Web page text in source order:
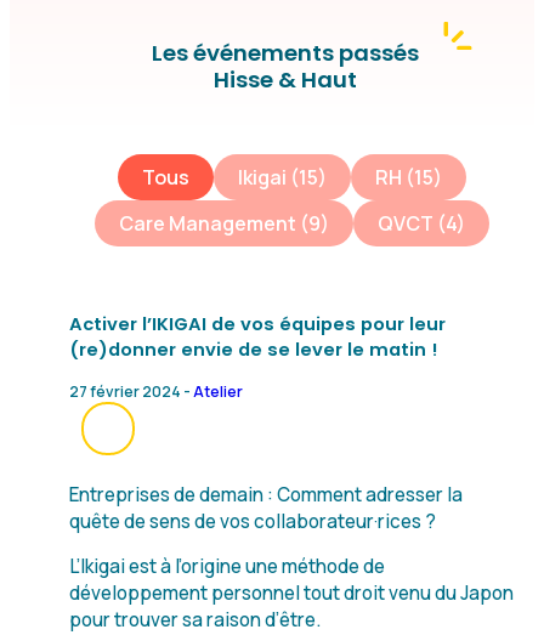
Les événements passés
Hisse & Haut
Etiquette evenement
Tous Ikigai (15) RH (15)
Care Management (9) QVCT (4)
Activer l’IKIGAI de vos équipes pour leur
(re)donner envie de se lever le matin !
27 février 2024 -Atelier
Entreprises de demain : Comment adresser la
quête de sens de vos collaborateur·rices ?
L’Ikigai est à l’origine une méthode de
développement personnel tout droit venu du Japon
pour trouver sa raison d’être.